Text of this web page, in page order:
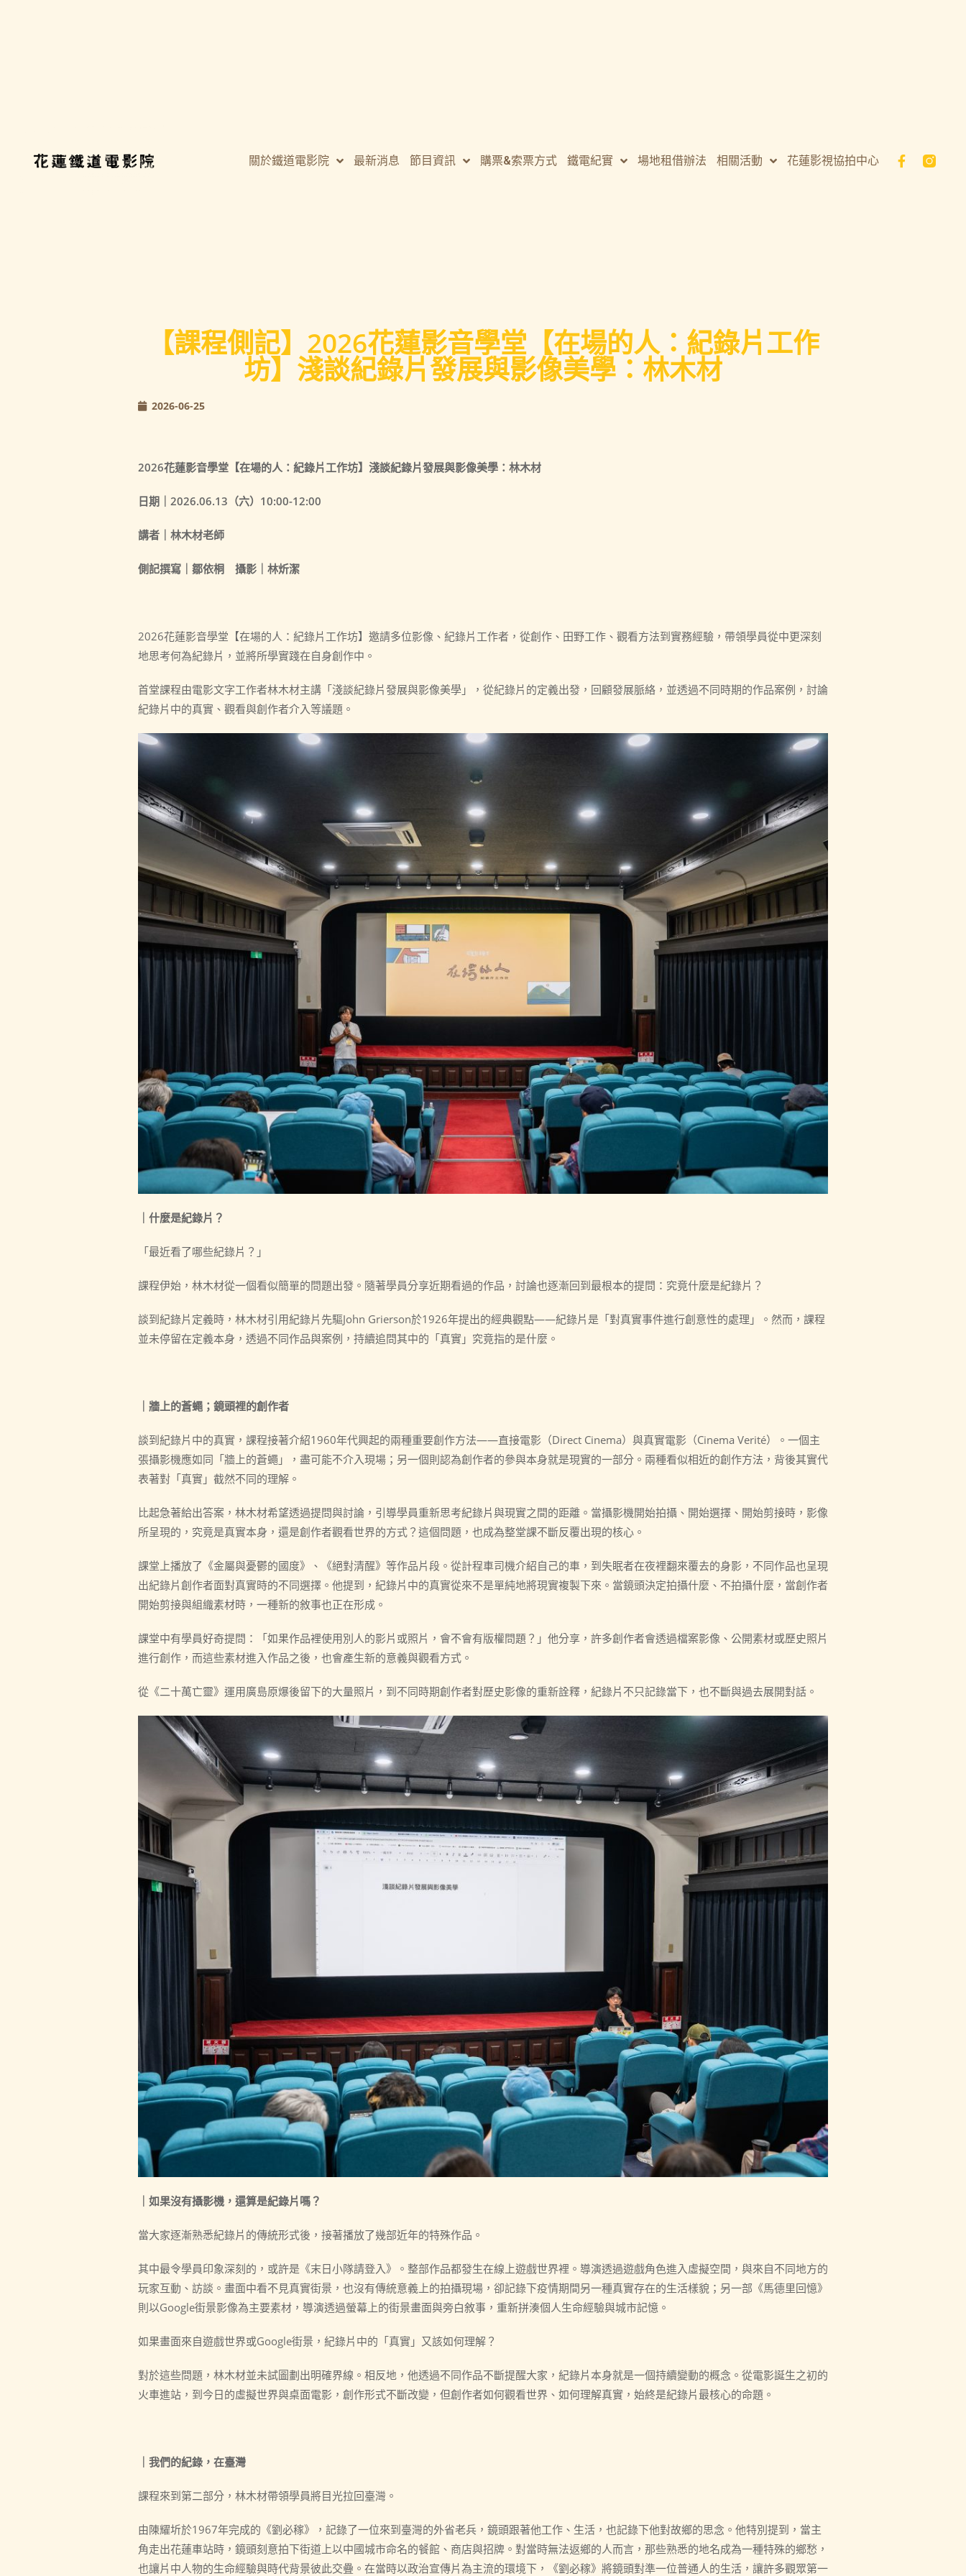
關於鐵道電影院 最新消息 節目資訊 購票&索票方式 鐵電紀實 場地租借辦法 相關活動 花蓮影視協拍中心
【課程側記】2026花蓮影音學堂【在場的人：紀錄片工作
坊】淺談紀錄片發展與影像美學：林木材
2026-06-25
2026花蓮影音學堂【在場的人：紀錄片工作坊】淺談紀錄片發展與影像美學：林木材
日期｜2026.06.13（六）10:00-12:00
講者｜林木材老師
側記撰寫｜鄒依桐 攝影｜ 林炘潔
2026花蓮影音學堂【在場的人：紀錄片工作坊】邀請多位影像、紀錄片工作者，從創作、田野工作、觀看方法到實務經驗，帶領學員從中更深刻
地思考何為紀錄片，並將所學實踐在自身創作中。
首堂課程由電影文字工作者林木材主講「淺談紀錄片發展與影像美學」，從紀錄片的定義出發，回顧發展脈絡，並透過不同時期的作品案例，討論
紀錄片中的真實、觀看與創作者介入等議題。
｜什麼是紀錄片？
「最近看了哪些紀錄片？」
課程伊始，林木材從一個看似簡單的問題出發。隨著學員分享近期看過的作品，討論也逐漸回到最根本的提問：究竟什麼是紀錄片？
談到紀錄片定義時，林木材引用紀錄片先驅John Grierson於1926年提出的經典觀點——紀錄片是「對真實事件進行創意性的處理」。然而，課程
並未停留在定義本身，透過不同作品與案例，持續追問其中的「真實」究竟指的是什麼。
｜牆上的蒼蠅；鏡頭裡的創作者
談到紀錄片中的真實，課程接著介紹1960年代興起的兩種重要創作方法——直接電影（Direct Cinema）與真實電影（Cinema Verité）。一個主
張攝影機應如同「牆上的蒼蠅」，盡可能不介入現場；另一個則認為創作者的參與本身就是現實的一部分。兩種看似相近的創作方法，背後其實代
表著對「真實」截然不同的理解。
比起急著給出答案，林木材希望透過提問與討論，引導學員重新思考紀錄片與現實之間的距離。當攝影機開始拍攝、開始選擇、開始剪接時，影像
所呈現的，究竟是真實本身，還是創作者觀看世界的方式？這個問題，也成為整堂課不斷反覆出現的核心。
課堂上播放了《金屬與憂鬱的國度》、《絕對清醒》等作品片段。從計程車司機介紹自己的車，到失眠者在夜裡翻來覆去的身影，不同作品也呈現
出紀錄片創作者面對真實時的不同選擇。他提到，紀錄片中的真實從來不是單純地將現實複製下來。當鏡頭決定拍攝什麼、不拍攝什麼，當創作者
開始剪接與組織素材時，一種新的敘事也正在形成。
課堂中有學員好奇提問：「如果作品裡使用別人的影片或照片，會不會有版權問題？」他分享，許多創作者會透過檔案影像、公開素材或歷史照片
進行創作，而這些素材進入作品之後，也會產生新的意義與觀看方式。
從《二十萬亡靈》運用廣島原爆後留下的大量照片，到不同時期創作者對歷史影像的重新詮釋，紀錄片不只記錄當下，也不斷與過去展開對話。
｜如果沒有攝影機，還算是紀錄片嗎？
當大家逐漸熟悉紀錄片的傳統形式後，接著播放了幾部近年的特殊作品。
其中最令學員印象深刻的，或許是《末日小隊請登入》。整部作品都發生在線上遊戲世界裡。導演透過遊戲角色進入虛擬空間，與來自不同地方的
玩家互動、訪談。畫面中看不見真實街景，也沒有傳統意義上的拍攝現場，卻記錄下疫情期間另一種真實存在的生活樣貌；另一部《馬德里回憶》
則以Google街景影像為主要素材，導演透過螢幕上的街景畫面與旁白敘事，重新拼湊個人生命經驗與城市記憶。
如果畫面來自遊戲世界或Google街景，紀錄片中的「真實」又該如何理解？
對於這些問題，林木材並未試圖劃出明確界線。相反地，他透過不同作品不斷提醒大家，紀錄片本身就是一個持續變動的概念。從電影誕生之初的
火車進站，到今日的虛擬世界與桌面電影，創作形式不斷改變，但創作者如何觀看世界、如何理解真實，始終是紀錄片最核心的命題。
｜我們的紀錄，在臺灣
課程來到第二部分，林木材帶領學員將目光拉回臺灣。
由陳耀圻於1967年完成的《劉必稼》，記錄了一位來到臺灣的外省老兵，鏡頭跟著他工作、生活，也記錄下他對故鄉的思念。他特別提到，當主
角走出花蓮車站時，鏡頭刻意拍下街道上以中國城市命名的餐館、商店與招牌。對當時無法返鄉的人而言，那些熟悉的地名成為一種特殊的鄉愁，
也讓片中人物的生命經驗與時代背景彼此交疊。在當時以政治宣傳片為主流的環境下，《劉必稼》將鏡頭對準一位普通人的生活，讓許多觀眾第一